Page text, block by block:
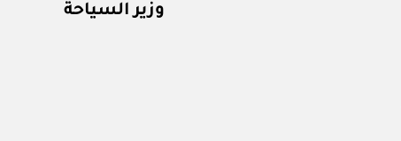
وزير السياحة